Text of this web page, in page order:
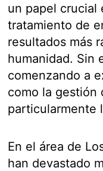
un papel crucial
tratamiento de
resultados más
humanidad. Sin
comenzando a
como la gestión
particularmente
En el área de
han devastado